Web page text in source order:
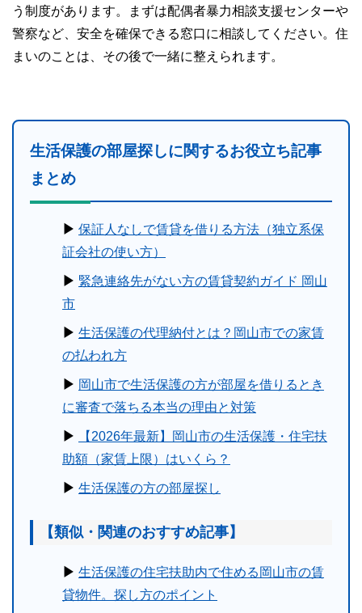
う制度があります。まずは配偶者暴力相談支援センターや
警察など、安全を確保できる窓口に相談してください。住
まいのことは、その後で一緒に整えられます。
生活保護の部屋探しに関するお役立ち記事
まとめ
▶︎ 保証人なしで賃貸を借りる方法（独立系保
証会社の使い方）
▶︎ 緊急連絡先がない方の賃貸契約ガイド 岡山
市
▶︎ 生活保護の代理納付とは？岡山市での家賃
の払われ方
▶︎ 岡山市で生活保護の方が部屋を借りるとき
に審査で落ちる本当の理由と対策
▶︎
【2026年最新】岡山市の生活保護・住宅扶
助額（家賃上限）はいくら？
▶︎ 生活保護の方の部屋探し
【類似・関連のおすすめ記事】
▶︎ 生活保護の住宅扶助内で住める岡山市の賃
貸物件。探し方のポイント